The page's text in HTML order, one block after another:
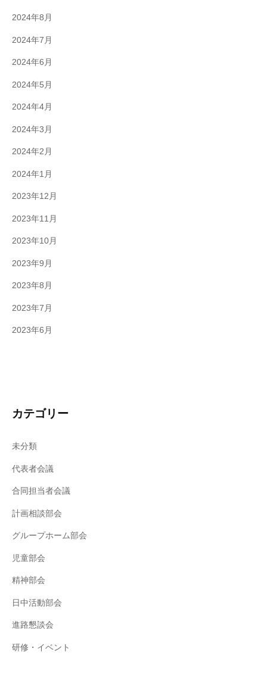
2024年8月
2024年7月
2024年6月
2024年5月
2024年4月
2024年3月
2024年2月
2024年1月
2023年12月
2023年11月
2023年10月
2023年9月
2023年8月
2023年7月
2023年6月
カテゴリー
未分類
代表者会議
合同担当者会議
計画相談部会
グループホーム部会
児童部会
精神部会
日中活動部会
進路懇談会
研修・イベント